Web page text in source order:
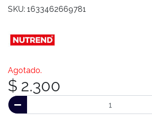
SKU: 1633462669781
Agotado.
$ 2.300